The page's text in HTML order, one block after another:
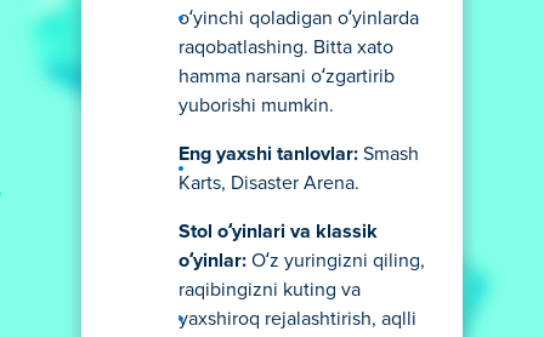
o‘yinchi qoladigan o‘yinlarda
raqobatlashing. Bitta xato
hamma narsani o‘zgartirib
yuborishi mumkin.
Eng yaxshi tanlovlar: Smash
Karts, Disaster Arena.
Stol o‘yinlari va klassik
o‘yinlar: O‘z yuringizni qiling,
raqibingizni kuting va
yaxshiroq rejalashtirish, aqlli